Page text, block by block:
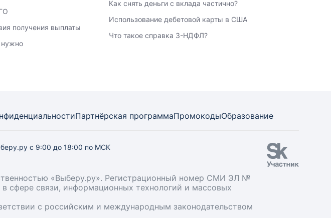
получения выплаты
Как снять деньги с вклада частично?
Использование дебетовой карты в США
Что такое справка 3-НДФЛ?
Партнёрская программаПромокодыОбразование
с 9:00 до 18:00 по МСК
«Выберу.ру». Регистрационный номер СМИ ЭЛ №
сфере связи, информационных технологий и массовых
с российским и международным законодательством